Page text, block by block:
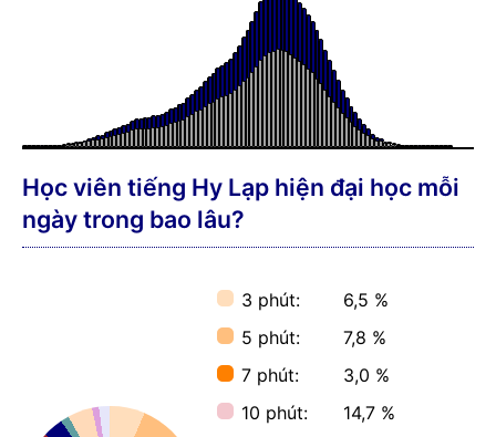
Học viên tiếng Hy Lạp hiện đại học mỗi
ngày trong bao lâu?
3 phút:
6,5 %
5 phút:
7,8 %
7 phút:
3,0 %
10 phút:
14,7 %